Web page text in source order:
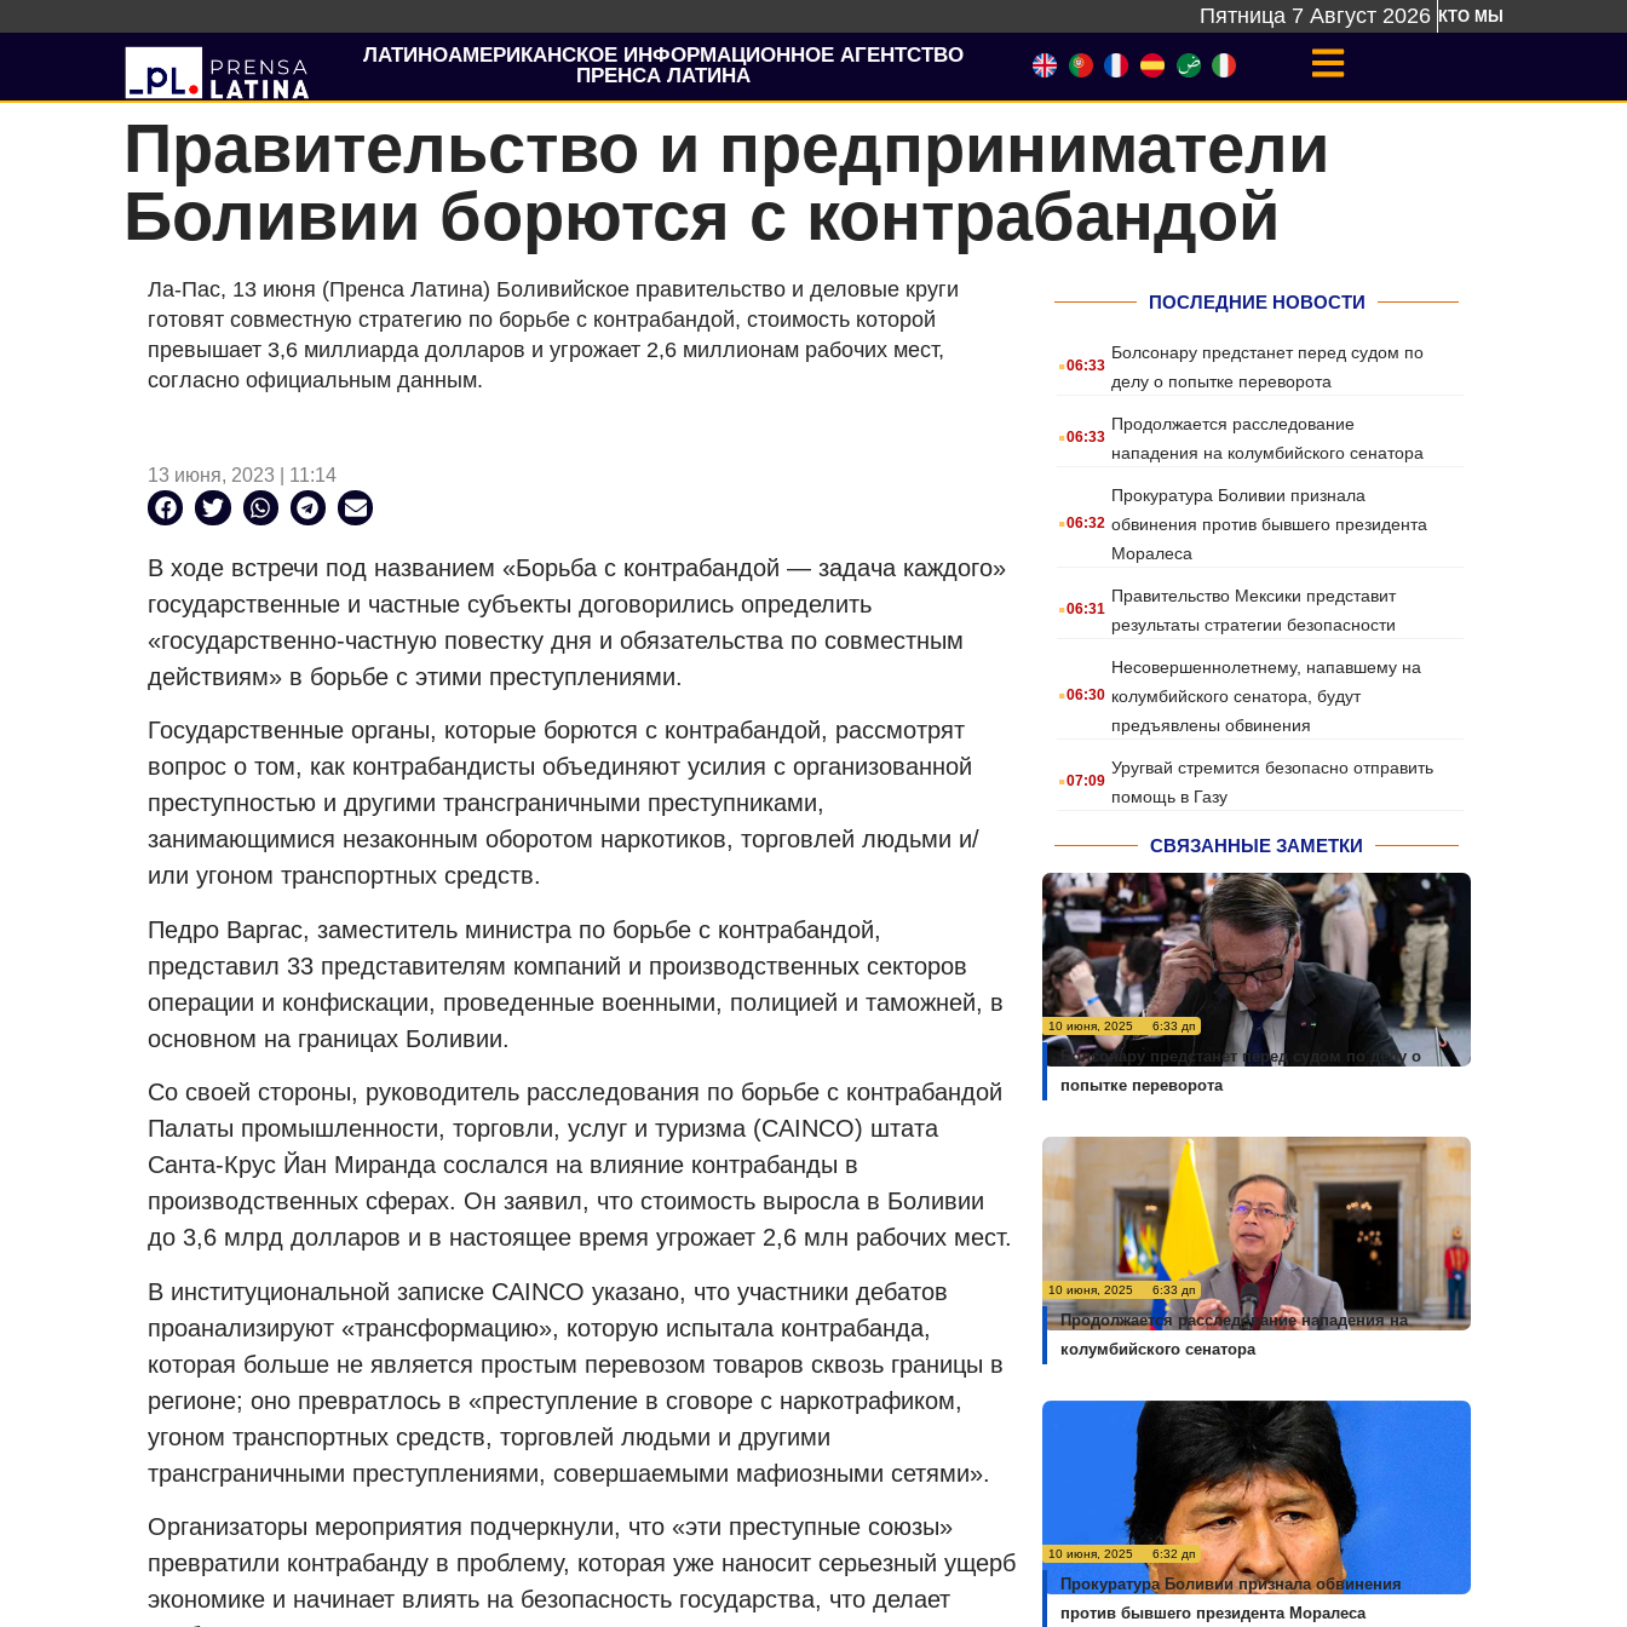
Пятница 7 Август 2026 КТО МЫ
ЛАТИНОАМЕРИКАНСКОЕ ИНФОРМАЦИОННОЕ АГЕНТСТВО
ПРЕНСА ЛАТИНА
Правительство и предприниматели
Боливии борются с контрабандой
Ла-Пас, 13 июня (Пренса Латина) Боливийское правительство и деловые круги
готовят совместную стратегию по борьбе с контрабандой, стоимость которой
превышает 3,6 миллиарда долларов и угрожает 2,6 миллионам рабочих мест,
согласно официальным данным.
13 июня, 2023 | 11:14
В ходе встречи под названием «Борьба с контрабандой — задача каждого»
государственные и частные субъекты договорились определить
«государственно-частную повестку дня и обязательства по совместным
действиям» в борьбе с этими преступлениями.
Государственные органы, которые борются с контрабандой, рассмотрят
вопрос о том, как контрабандисты объединяют усилия с организованной
преступностью и другими трансграничными преступниками,
занимающимися незаконным оборотом наркотиков, торговлей людьми и/
или угоном транспортных средств.
Педро Варгас, заместитель министра по борьбе с контрабандой,
представил 33 представителям компаний и производственных секторов
операции и конфискации, проведенные военными, полицией и таможней, в
основном на границах Боливии.
Со своей стороны, руководитель расследования по борьбе с контрабандой
Палаты промышленности, торговли, услуг и туризма (CAINCO) штата
Санта-Крус Йан Миранда сослался на влияние контрабанды в
производственных сферах. Он заявил, что стоимость выросла в Боливии
до 3,6 млрд долларов и в настоящее время угрожает 2,6 млн рабочих мест.
В институциональной записке CAINCO указано, что участники дебатов
проанализируют «трансформацию», которую испытала контрабанда,
которая больше не является простым перевозом товаров сквозь границы в
регионе; оно превратлось в «преступление в сговоре с наркотрафиком,
угоном транспортных средств, торговлей людьми и другими
трансграничными преступлениями, совершаемыми мафиозными сетями».
Организаторы мероприятия подчеркнули, что «эти преступные союзы»
превратили контрабанду в проблему, которая уже наносит серьезный ущерб
экономике и начинает влиять на безопасность государства, что делает
ПОСЛЕДНИЕ НОВОСТИ
.06:33
Болсонару предстанет перед судом по
делу о попытке переворота
.06:33
Продолжается расследование
нападения на колумбийского сенатора
.06:32
Прокуратура Боливии признала
обвинения против бывшего президента
Моралеса
.06:31
Правительство Мексики представит
результаты стратегии безопасности
.06:30
Несовершеннолетнему, напавшему на
колумбийского сенатора, будут
предъявлены обвинения
.07:09
Уругвай стремится безопасно отправить
помощь в Газу
СВЯЗАННЫЕ ЗАМЕТКИ
10 июня, 2025 6:33 дп
Болсонару предстанет перед судом по делу о
попытке переворота
10 июня, 2025 6:33 дп
Продолжается расследование нападения на
колумбийского сенатора
10 июня, 2025 6:32 дп
Прокуратура Боливии признала обвинения
против бывшего президента Моралеса